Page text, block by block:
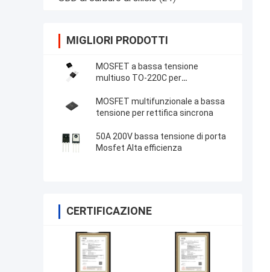
MIGLIORI PRODOTTI
MOSFET a bassa tensione
multiuso TO-220C per
MOSFET multifunzionale a bassa
tensione per rettifica sincrona
50A 200V bassa tensione di porta
Mosfet Alta efficienza
CERTIFICAZIONE